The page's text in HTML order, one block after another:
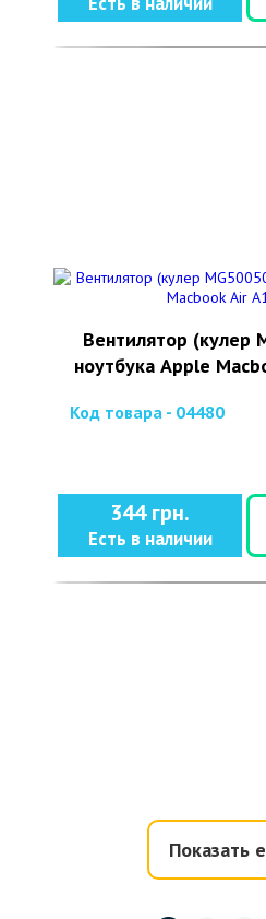
Вентилятор (кулер
ноутбука Apple
Код товара - 04480
344 грн.
Есть в наличии
Показать